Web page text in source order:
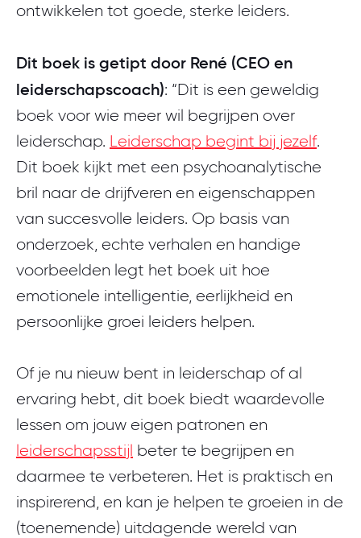
ontwikkelen tot goede, sterke leiders.
Dit boek is getipt door René (CEO en
leiderschapscoach): “Dit is een geweldig
boek voor wie meer wil begrijpen over
leiderschap. Leiderschap begint bij jezelf.
Dit boek kijkt met een psychoanalytische
bril naar de drijfveren en eigenschappen
van succesvolle leiders. Op basis van
onderzoek, echte verhalen en handige
voorbeelden legt het boek uit hoe
emotionele intelligentie, eerlijkheid en
persoonlijke groei leiders helpen.
Of je nu nieuw bent in leiderschap of al
ervaring hebt, dit boek biedt waardevolle
lessen om jouw eigen patronen en
leiderschapsstijl beter te begrijpen en
daarmee te verbeteren. Het is praktisch en
inspirerend, en kan je helpen te groeien in de
(toenemende) uitdagende wereld van